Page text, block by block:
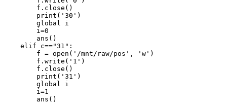
        f.close()
        print('30')
        global i
        i=0
        ans()
    elif c=="31":
        f = open('/mnt/raw/pos', 'w')
        f.write('1')
        f.close()
        print('31')
        global i
        i=1
        ans()